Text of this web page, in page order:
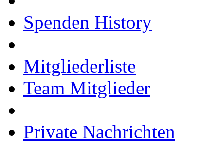
Spenden History
Mitgliederliste
Team Mitglieder
Private Nachrichten